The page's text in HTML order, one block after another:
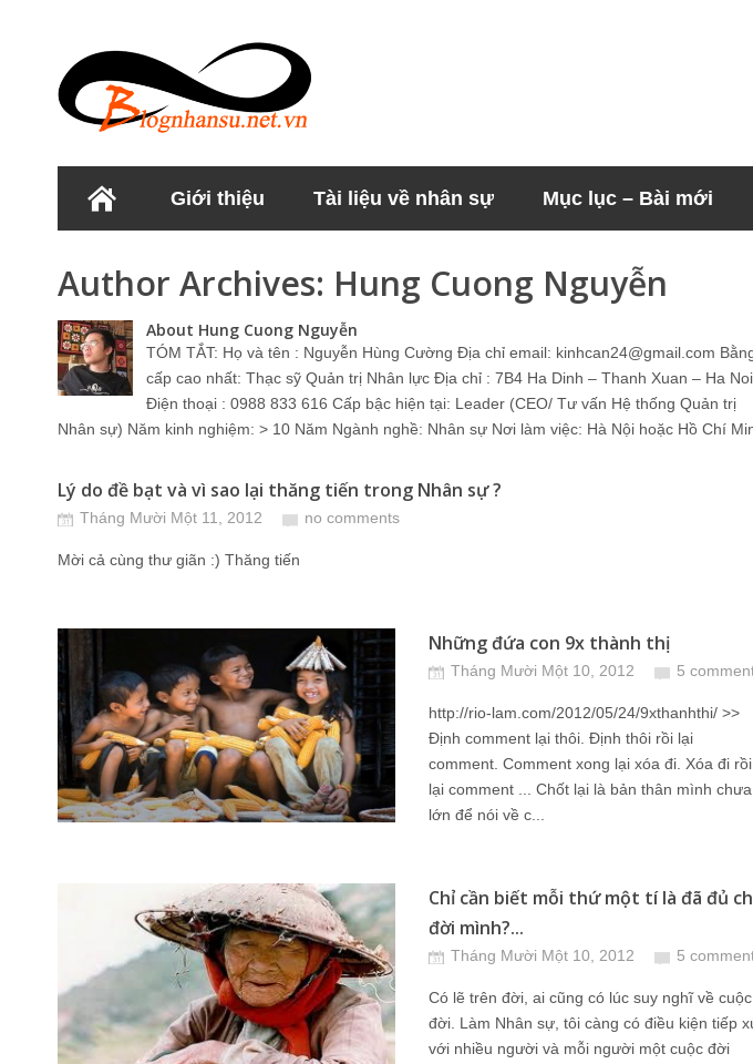
Giới thiệu Tài liệu về nhân sự Mục lục – Bài mới
Author Archives: Hung Cuong Nguyễn
About Hung Cuong Nguyễn
TÓM TẮT: Họ và tên : Nguyễn Hùng Cường Địa chỉ email: kinhcan24@gmail.com
cấp cao nhất: Thạc sỹ Quản trị Nhân lực Địa chỉ : 7B4 Ha Dinh – Thanh Xuan – Ha Noi
Điện thoại : 0988 833 616 Cấp bậc hiện tại: Leader (CEO/ Tư vấn Hệ thống Quản trị
Nhân sự) Năm kinh nghiệm: > 10 Năm Ngành nghề: Nhân sự Nơi làm việc: Hà Nội hoặc Hồ Chí
Lý do đề bạt và vì sao lại thăng tiến trong Nhân sự ?
Tháng Mười Một 11, 2012 no comments
Mời cả cùng thư giãn :) Thăng tiến
Những đứa con 9x thành thị
Tháng Mười Một 10, 2012 5
http://rio-lam.com/2012/05/24/9xthanhthi/ >>
Định comment lại thôi. Định thôi rồi lại
comment. Comment xong lại xóa đi. Xóa đi rồi
lại comment ... Chốt lại là bản thân mình chưa
lớn để nói về c...
Chỉ cần biết mỗi thứ một tí là đã đủ
đời mình?...
Tháng Mười Một 10, 2012 5
Có lẽ trên đời, ai cũng có lúc suy nghĩ về cuộc
đời. Làm Nhân sự, tôi càng có điều kiện tiếp
với nhiều người và mỗi người một cuộc đời